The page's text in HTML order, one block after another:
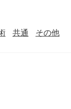
共通 その他